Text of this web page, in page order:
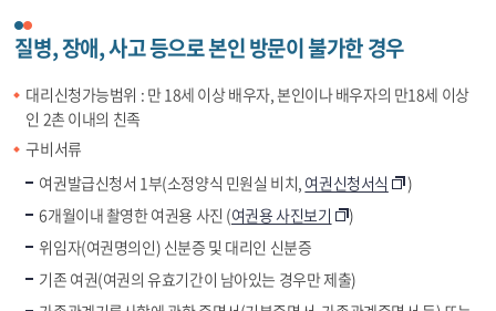
질병, 장애, 사고 등으로 본인 방문이 불가한 경우
대리신청가능범위 : 만 18세 이상 배우자, 본인이나 배우자의 만18세 이상
인 2촌 이내의 친족
구비서류
여권발급신청서 1부(소정양식 민원실 비치, 여권신청서식
)
6개월이내 촬영한 여권용 사진 (여권용 사진보기
)
위임자(여권명의인) 신분증 및 대리인 신분증
기존 여권(여권의 유효기간이 남아있는 경우만 제출)